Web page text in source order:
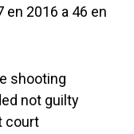
2016 a 46 en
shooting
not guilty
court